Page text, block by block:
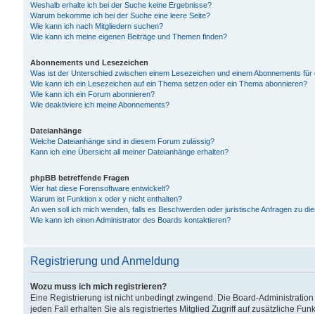
Weshalb erhalte ich bei der Suche keine Ergebnisse?
Warum bekomme ich bei der Suche eine leere Seite?
Wie kann ich nach Mitgliedern suchen?
Wie kann ich meine eigenen Beiträge und Themen finden?
Abonnements und Lesezeichen
Was ist der Unterschied zwischen einem Lesezeichen und einem Abonnements
Wie kann ich ein Lesezeichen auf ein Thema setzen oder ein Thema abonnieren?
Wie kann ich ein Forum abonnieren?
Wie deaktiviere ich meine Abonnements?
Dateianhänge
Welche Dateianhänge sind in diesem Forum zulässig?
Kann ich eine Übersicht all meiner Dateianhänge erhalten?
phpBB betreffende Fragen
Wer hat diese Forensoftware entwickelt?
Warum ist Funktion x oder y nicht enthalten?
An wen soll ich mich wenden, falls es Beschwerden oder juristische Anfragen zu
Wie kann ich einen Administrator des Boards kontaktieren?
Registrierung und Anmeldung
Wozu muss ich mich registrieren?
Eine Registrierung ist nicht unbedingt zwingend. Die Board-
jeden Fall erhalten Sie als registriertes Mitglied Zugriff auf zusätzliche